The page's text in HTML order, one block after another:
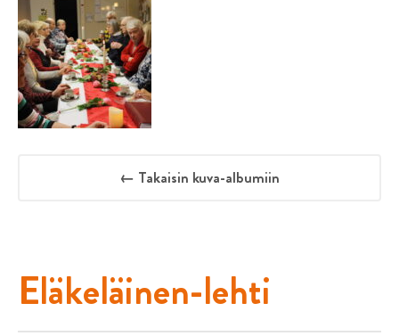
← Takaisin kuva-albumiin
Eläkeläinen-lehti